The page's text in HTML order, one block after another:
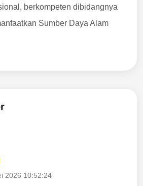
berkompeten dibidangnya
Sumber Daya Alam
2026 10:52:24